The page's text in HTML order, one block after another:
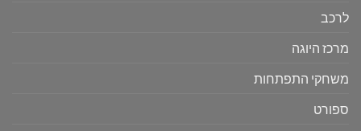
לרכב
מרכז היוגה
משחקי התפתחות
ספורט